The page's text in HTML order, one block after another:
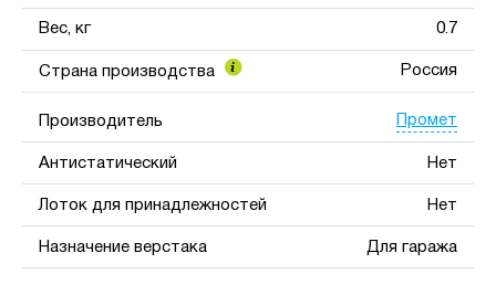
Вес, кг 0.7
Страна производства Россия
Производитель Промет
Антистатический Нет
Лоток для принадлежностей Нет
Назначение верстака Для гаража